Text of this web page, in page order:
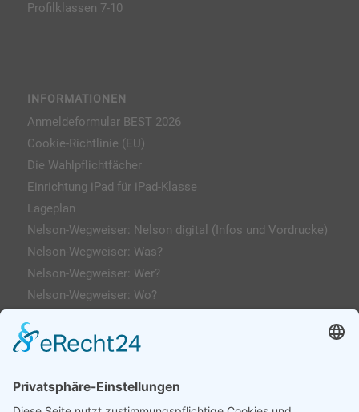
Profilklassen 7-10
INFORMATIONEN
Anmeldeformular BEST 2026
Cookie-Richtlinie (EU)
Die Wahlpflichtfächer
Einrichtung iPad für iPad-Klasse
Lageplan
Nelson-Wegweiser: Nelson digital (Infos und Vordrucke)
Nelson-Wegweiser: Was?
Nelson-Wegweiser: Wer?
Nelson-Wegweiser: Wo?
Impressum
AGs
Klassenfahrten / Exkursionen